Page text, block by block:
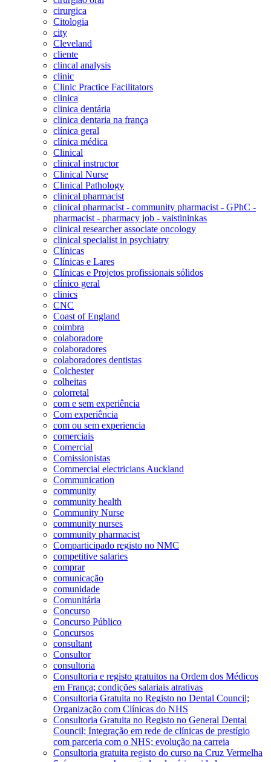
cirurgica
Citologia
city
Cleveland
cliente
clincal analysis
clinic
Clinic Practice Facilitators
clinica
clinica dentária
clinica dentaria na frança
clínica geral
clínica médica
Clinical
clinical instructor
Clinical Nurse
Clinical Pathology
clinical pharmacist
clinical pharmacist - community pharmacist - GPhC -
pharmacist - pharmacy job - vaistininkas
clinical researcher associate oncology
clinical specialist in psychiatry
Clínicas
Clínicas e Lares
Clínicas e Projetos profissionais sólidos
clínico geral
clinics
CNC
Coast of England
coimbra
colaboradore
colaboradores
colaboradores dentistas
Colchester
colheitas
colorretal
com e sem experiência
Com experiência
com ou sem experiencia
comerciais
Comercial
Comissionistas
Commercial electricians Auckland
Communication
community
community health
Community Nurse
community nurses
community pharmacist
Comparticipado registo no NMC
competitive salaries
comprar
comunicação
comunidade
Comunitária
Concurso
Concurso Público
Concursos
consultant
Consultor
consultoria
Consultoria e registo gratuitos na Ordem dos Médicos
em França; condições salariais atrativas
Consultoria Gratuita no Registo no Dental Council;
Organização com Clínicas do NHS
Consultoria Gratuita no Registo no General Dental
Council; Integração em rede de clínicas de prestígio
com parceria com o NHS; evolução na carreia
Consultoria gratuita registo do curso na Cruz Vermelha